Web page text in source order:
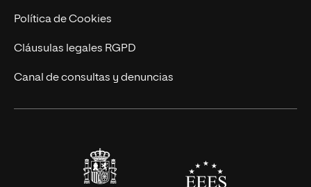
Cursos Universitarios
Actualidad
UNIR Revista
Eventos
Política de Cookies
Cláusulas legales RGPD
Canal de consultas y denuncias